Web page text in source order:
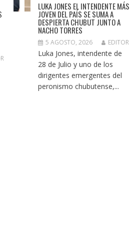
LUKA JONES EL INTENDENTE MÁS
JOVEN DEL PAÍS SE SUMA A
DESPIERTA CHUBUT JUNTO A
NACHO TORRES
5 AGOSTO, 2026 EDITOR
Luka Jones, intendente de
28 de Julio y uno de los
dirigentes emergentes del
peronismo chubutense,...